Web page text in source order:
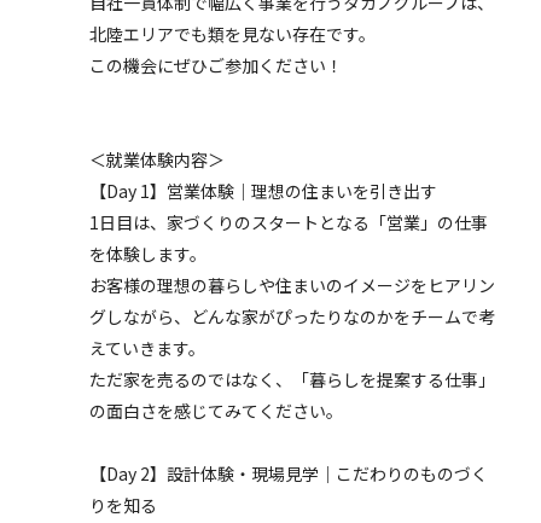
北陸エリアでも類を見ない存在です。
この機会にぜひご参加ください！
＜就業体験内容＞
【Day 1】営業体験｜理想の住まいを引き出す
1日目は、家づくりのスタートとなる「営業」の仕事
を体験します。
お客様の理想の暮らしや住まいのイメージをヒアリン
グしながら、どんな家がぴったりなのかをチームで考
えていきます。
ただ家を売るのではなく、「暮らしを提案する仕事」
の面白さを感じてみてください。
【Day 2】設計体験・現場見学｜こだわりのものづく
りを知る